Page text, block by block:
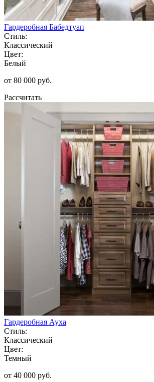
Гардеробная Бабедтуап
Стиль:
Классический
Цвет:
Белый
от 80 000 руб.
Рассчитать
Гардеробная Ауха
Стиль:
Классический
Цвет:
Темный
от 40 000 руб.